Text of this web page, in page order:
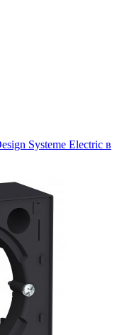
Systeme Electric в